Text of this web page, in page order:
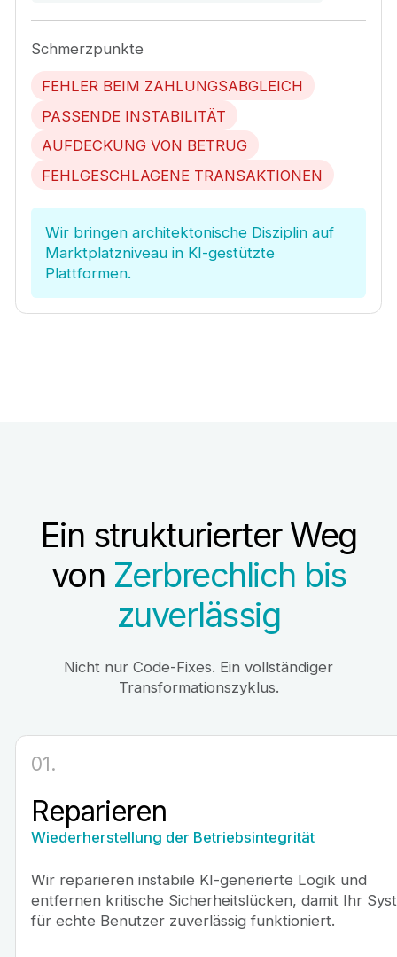
Schmerzpunkte
FEHLER BEIM ZAHLUNGSABGLEICH
PASSENDE INSTABILITÄT
AUFDECKUNG VON BETRUG
FEHLGESCHLAGENE TRANSAKTIONEN
Wir bringen architektonische Disziplin auf
Marktplatzniveau in KI-gestützte
Plattformen.
Ein strukturierter Weg
von Zerbrechlich bis
zuverlässig
Nicht nur Code-Fixes. Ein vollständiger
Transformationszyklus.
01.
Reparieren
Wiederherstellung der Betriebsintegrität
Wir reparieren instabile KI-generierte Logik und
entfernen kritische Sicherheitslücken, damit Ihr
für echte Benutzer zuverlässig funktioniert.